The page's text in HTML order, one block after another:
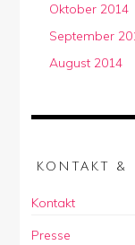
Oktober 2014
September
August 2014
KONTAKT &
Kontakt
Presse